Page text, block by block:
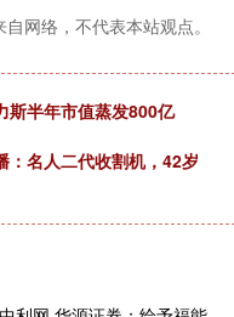
网络，不代表本站观点。
斯半年市值蒸发800亿
：名人二代收割机，42岁